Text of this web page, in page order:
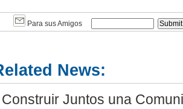
Para sus Amigos
News:
Construir Juntos una